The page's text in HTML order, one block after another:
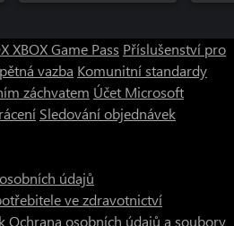
XBOX Game Pass Příslušenství pro
vazba Komunitní standardy
záchvatem Účet Microsoft
Sledování objednávek
údajů
ve zdravotnictví
Ochrana osobních údajů a soubory